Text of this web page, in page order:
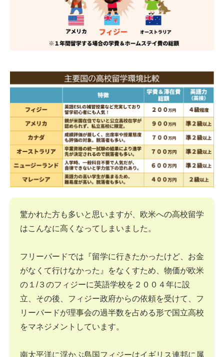
驚かれた方も多いと思いますが、欧米への高校留学
はこんなに高くなってしまいました。
フリーバードでは『留学に行きたかったけど、お金
がなくて行けなかった』をなくすため、物価が欧米
の１/３のフィジーに英語学校を２００４年に設
立、その後、フィジー政府からの依頼を受けて、フ
リーバードが理事会の過半数を占める形で国立高校
をマネジメントしています。
南太平洋に浮かぶ島国フィジーはイギリス連邦に属